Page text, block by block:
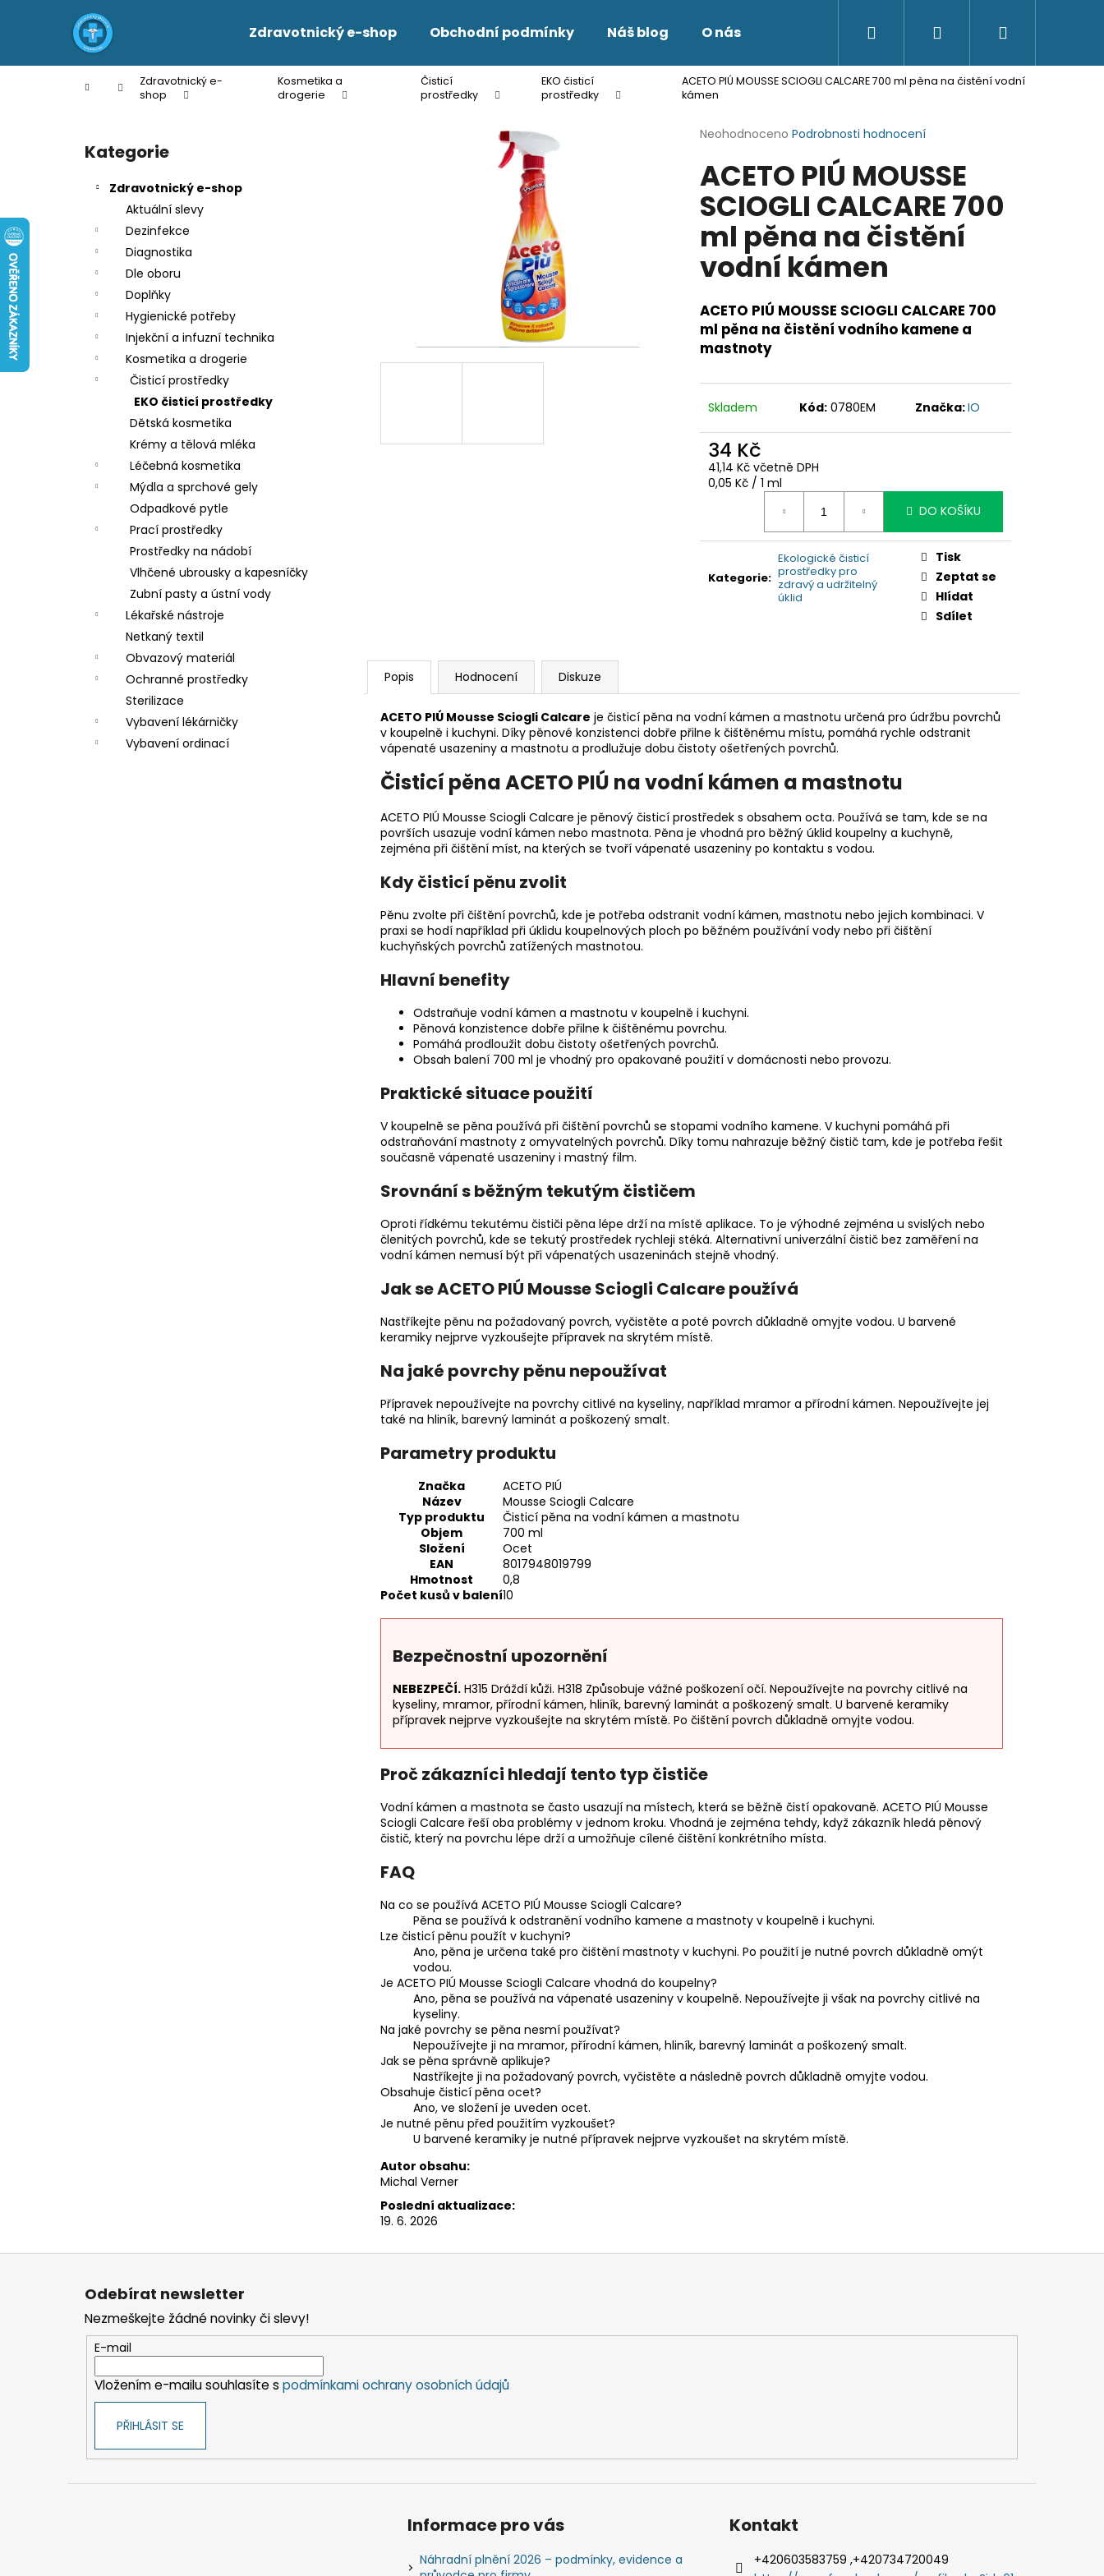
Zdravotnický e-shop Obchodní podmínky Náš blog O nás Přihlášení
Domů
Zdravotnický e-
shop
Kosmetika a
drogerie
Čisticí
prostředky
EKO čisticí
prostředky
ACETO PIÚ MOUSSE SCIOGLI CALCARE 700 ml pěna na čistění vodní
kámen
Přeskočit
kategorie
Kategorie
Zdravotnický e-shop
Aktuální slevy
Dezinfekce
Diagnostika
Dle oboru
Doplňky
Hygienické potřeby
Injekční a infuzní technika
Kosmetika a drogerie
Čisticí prostředky
EKO čisticí prostředky
Dětská kosmetika
Krémy a tělová mléka
Léčebná kosmetika
Mýdla a sprchové gely
Odpadkové pytle
Prací prostředky
Prostředky na nádobí
Vlhčené ubrousky a kapesníčky
Zubní pasty a ústní vody
Lékařské nástroje
Netkaný textil
Obvazový materiál
Ochranné prostředky
Sterilizace
Vybavení lékárničky
Vybavení ordinací
Průměrné
produktu
je
0,0
z
5
hvězdiček.
Neohodnoceno Podrobnosti hodnocení
ACETO PIÚ MOUSSE
SCIOGLI CALCARE 700
ml pěna na čistění
vodní kámen
ACETO PIÚ MOUSSE SCIOGLI CALCARE 700
ml pěna na čistění vodního kamene a
mastnoty
Skladem Kód: 0780EM Značka:IO
34 Kč
41,14 Kč včetně DPH
Měrná
0,05 Kč / 1 ml
DO KOŠÍKU
Kategorie:
Ekologické čisticí
prostředky pro
zdravý a udržitelný
úklid
Tisk
Zeptat se
Hlídat
Sdílet
Popis Hodnocení Diskuze
ACETO PIÚ Mousse Sciogli Calcare je čisticí pěna na vodní kámen a mastnotu určená pro údržbu povrchů
v koupelně i kuchyni. Díky pěnové konzistenci dobře přilne k čištěnému místu, pomáhá rychle odstranit
vápenaté usazeniny a mastnotu a prodlužuje dobu čistoty ošetřených povrchů.
Čisticí pěna ACETO PIÚ na vodní kámen a mastnotu
ACETO PIÚ Mousse Sciogli Calcare je pěnový čisticí prostředek s obsahem octa. Používá se tam, kde se na
površích usazuje vodní kámen nebo mastnota. Pěna je vhodná pro běžný úklid koupelny a kuchyně,
zejména při čištění míst, na kterých se tvoří vápenaté usazeniny po kontaktu s vodou.
Kdy čisticí pěnu zvolit
Pěnu zvolte při čištění povrchů, kde je potřeba odstranit vodní kámen, mastnotu nebo jejich kombinaci. V
praxi se hodí například při úklidu koupelnových ploch po běžném používání vody nebo při čištění
kuchyňských povrchů zatížených mastnotou.
Hlavní benefity
Odstraňuje vodní kámen a mastnotu v koupelně i kuchyni.
Pěnová konzistence dobře přilne k čištěnému povrchu.
Pomáhá prodloužit dobu čistoty ošetřených povrchů.
Obsah balení 700 ml je vhodný pro opakované použití v domácnosti nebo provozu.
Praktické situace použití
V koupelně se pěna používá při čištění povrchů se stopami vodního kamene. V kuchyni pomáhá při
odstraňování mastnoty z omyvatelných povrchů. Díky tomu nahrazuje běžný čistič tam, kde je potřeba řešit
současně vápenaté usazeniny i mastný film.
Srovnání s běžným tekutým čističem
Oproti řídkému tekutému čističi pěna lépe drží na místě aplikace. To je výhodné zejména u svislých nebo
členitých povrchů, kde se tekutý prostředek rychleji stéká. Alternativní univerzální čistič bez zaměření na
vodní kámen nemusí být při vápenatých usazeninách stejně vhodný.
Jak se ACETO PIÚ Mousse Sciogli Calcare používá
Nastříkejte pěnu na požadovaný povrch, vyčistěte a poté povrch důkladně omyjte vodou. U barvené
keramiky nejprve vyzkoušejte přípravek na skrytém místě.
Na jaké povrchy pěnu nepoužívat
Přípravek nepoužívejte na povrchy citlivé na kyseliny, například mramor a přírodní kámen. Nepoužívejte jej
také na hliník, barevný laminát a poškozený smalt.
Parametry produktu
Značka
ACETO PIÚ
Název
Mousse Sciogli Calcare
Typ produktu
Čisticí pěna na vodní kámen a mastnotu
Objem
700 ml
Složení
Ocet
EAN
8017948019799
Hmotnost
0,8
Počet kusů v balení10
Bezpečnostní upozornění
NEBEZPEČÍ. H315 Dráždí kůži. H318 Způsobuje vážné poškození očí. Nepoužívejte na povrchy citlivé na
kyseliny, mramor, přírodní kámen, hliník, barevný laminát a poškozený smalt. U barvené keramiky
přípravek nejprve vyzkoušejte na skrytém místě. Po čištění povrch důkladně omyjte vodou.
Proč zákazníci hledají tento typ čističe
Vodní kámen a mastnota se často usazují na místech, která se běžně čistí opakovaně. ACETO PIÚ Mousse
Sciogli Calcare řeší oba problémy v jednom kroku. Vhodná je zejména tehdy, když zákazník hledá pěnový
čistič, který na povrchu lépe drží a umožňuje cílené čištění konkrétního místa.
FAQ
Na co se používá ACETO PIÚ Mousse Sciogli Calcare?
Pěna se používá k odstranění vodního kamene a mastnoty v koupelně i kuchyni.
Lze čisticí pěnu použít v kuchyni?
Ano, pěna je určena také pro čištění mastnoty v kuchyni. Po použití je nutné povrch důkladně omýt
vodou.
Je ACETO PIÚ Mousse Sciogli Calcare vhodná do koupelny?
Ano, pěna se používá na vápenaté usazeniny v koupelně. Nepoužívejte ji však na povrchy citlivé na
kyseliny.
Na jaké povrchy se pěna nesmí používat?
Nepoužívejte ji na mramor, přírodní kámen, hliník, barevný laminát a poškozený smalt.
Jak se pěna správně aplikuje?
Nastříkejte ji na požadovaný povrch, vyčistěte a následně povrch důkladně omyjte vodou.
Obsahuje čisticí pěna ocet?
Ano, ve složení je uveden ocet.
Je nutné pěnu před použitím vyzkoušet?
U barvené keramiky je nutné přípravek nejprve vyzkoušet na skrytém místě.
Autor obsahu:
Michal Verner
Poslední aktualizace:
19. 6. 2026
í
Zpět
do
Zpět
do
Co potřebujete najít?
Doporučujeme
Odebírat newsletter
Nezmeškejte žádné novinky či slevy!
E-mail
Vložením e-mailu souhlasíte s podmínkami ochrany osobních údajů
PŘIHLÁSIT SE
Informace pro vás
Náhradní plnění 2026 – podmínky, evidence a
Kontakt
+420603583759 ,+420734720049